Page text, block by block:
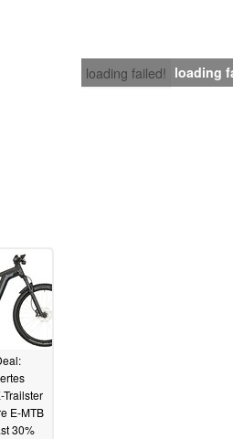
loading failed! loading
Trailster
E-MTB
30%